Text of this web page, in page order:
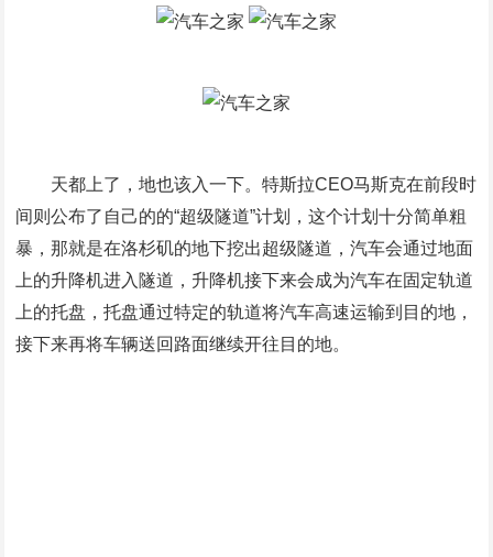
天都上了，地也该入一下。特斯拉CEO马斯克在前段时
间则公布了自己的的“超级隧道”计划，这个计划十分简单粗
暴，那就是在洛杉矶的地下挖出超级隧道，汽车会通过地面
上的升降机进入隧道，升降机接下来会成为汽车在固定轨道
上的托盘，托盘通过特定的轨道将汽车高速运输到目的地，
接下来再将车辆送回路面继续开往目的地。